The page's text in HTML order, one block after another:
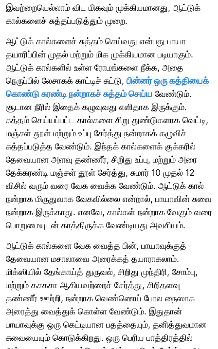
இவற்றையெல்லாம் விட மிகவும் முக்கியமானது, ஆட்டுக்
கால்களைச் சுத்தப்படுத்தும் முறை.
ஆட்டுக் கால்களைச் சுத்தம் செய்வது என்பது பாயா
தயாரிப்பின் முதல் மற்றும் மிக முக்கியமான படியாகும்.
ஆட்டுக் கால்களில் உள்ள ரோமங்களை நீக்க, அதை
நெருப்பில் லேசாகக் காட்டிச் சுட்டு, பின்னர் ஒரு கத்தியைக்
கொண்டு சுரண்டி நன்றாகச் சுத்தம் செய்ய வேண்டும்.
சூடான நீரில் இதைக் கழுவுவது எளிதாக இருக்கும்.
சுத்தம் செய்யப்பட்ட கால்களை சிறு துண்டுகளாக வெட்டி,
மஞ்சள் தூள் மற்றும் உப்பு சேர்த்து நன்றாகக் கழுவிச்
சுத்தப்படுத்த வேண்டும். இந்தக் கால்களைக் குக்கரில்
தேவையான அளவு தண்ணீர், சிறிது உப்பு, மற்றும் அரை
தேக்கரண்டி மஞ்சள் தூள் சேர்த்து, சுமார் 10 முதல் 12
விசில் வரும் வரை வேக வைக்க வேண்டும். ஆட்டுக் கால்
நன்றாக மிருதுவாக வேகவில்லை என்றால், பாயாவின் சுவை
நன்றாக இருக்காது. எனவே, கால்கள் நன்றாக வேகும் வரை
பொறுமையுடன் காத்திருக்க வேண்டியது அவசியம்.
ஆட்டுக் கால்களை வேக வைத்த பின், பாயாவுக்குத்
தேவையான மசாலாவை அரைக்கத் தயாராகலாம்.
மிக்ஸியில் தேங்காய்த் துருவல், சிறிது முந்திரி, சோம்பு,
மற்றும் கசகசா ஆகியவற்றைச் சேர்த்து, சிறிதளவு
தண்ணீர் ஊற்றி, நன்றாக வெண்ணெய் போல நைஸாக
அரைத்து வைத்துக் கொள்ள வேண்டும். இதுதான்
பாயாவுக்கு ஒரு கெட்டியான பதத்தையும், தனித்துவமான
சுவையையும் கொடுக்கிறது. ஒரு பெரிய பாத்திரத்தில்